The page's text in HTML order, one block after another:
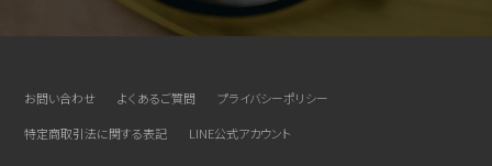
お問い合わせ よくあるご質問
プライバシーポリシー
特定商取引法に関する表記
LINE公式アカウント